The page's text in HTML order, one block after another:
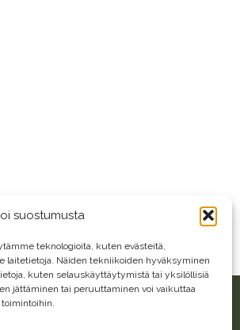
suostumusta
teknologioita, kuten evästeitä,
laitetietoja. Näiden tekniikoiden hyväksyminen
kuten selauskäyttäytymistä tai yksilöllisiä
jättäminen tai peruuttaminen voi vaikuttaa